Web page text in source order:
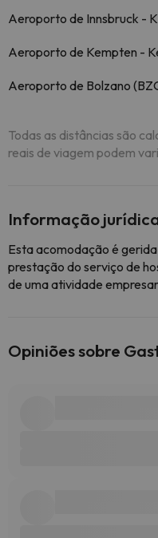
Aeroporto de Innsbruck -
Aeroporto de Kempten -
Aeroporto de Bolzano
Todas as distâncias são
reais de viagem podem
Informação
Esta acomodação é
prestação do serviço de
de uma atividade
Opiniões sobre